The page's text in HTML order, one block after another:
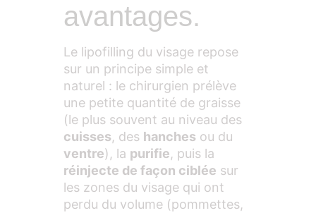
avantages.
Le lipofilling du visage repose
sur un principe simple et
naturel : le chirurgien prélève
une petite quantité de graisse
(le plus souvent au niveau des
cuisses, des hanches ou du
ventre), la purifie, puis la
réinjecte de façon ciblée sur
les zones du visage qui ont
perdu du volume (pommettes,